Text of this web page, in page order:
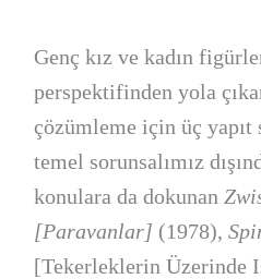
Genç kız ve kadın
perspektifinden yola
çözümleme için üç
temel sorunsalımız
konulara da dokunan
[Paravanlar] (1978),
[Tekerleklerin Üzerinde